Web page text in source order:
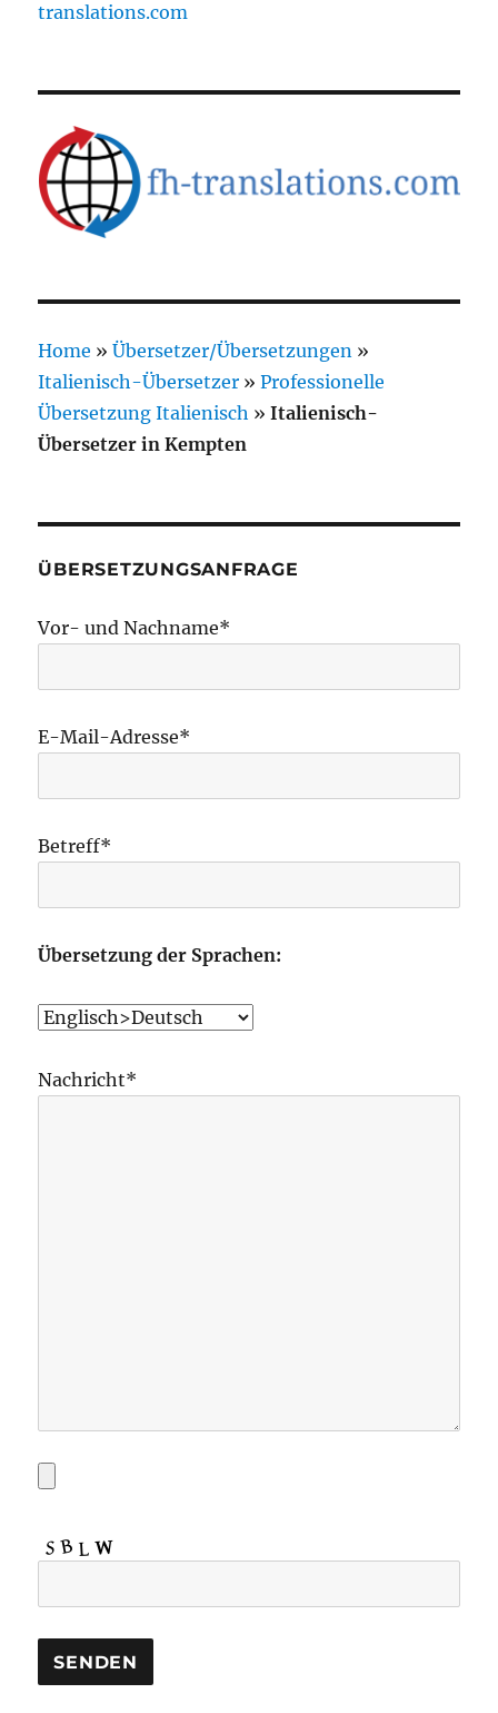
translations.com
Home »Übersetzer/Übersetzungen »
Italienisch-Übersetzer »Professionelle
Übersetzung Italienisch »Italienisch-
Übersetzer in Kempten
ÜBERSETZUNGSANFRAGE
Vor- und Nachname*
E-Mail-Adresse*
Betreff*
Übersetzung der Sprachen:
Nachricht*